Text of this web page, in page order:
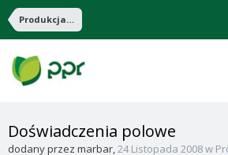
Produkcja roślinna
Doświadczenia polowe
dodany przez marbar,24 Listopada 2008w